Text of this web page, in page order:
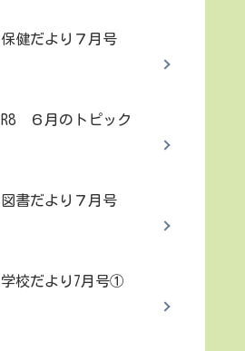
保健だより７月号
R8 ６月のトピック
図書だより７月号
学校だより7月号①